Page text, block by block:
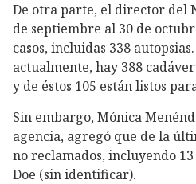
De otra parte, el director del
de septiembre al 30 de
casos, incluidas 338
actualmente, hay 388
y de éstos 105 están listos
Sin embargo, Mónica
agencia, agregó que de la
no reclamados, incluyendo 13
Doe (sin identificar).